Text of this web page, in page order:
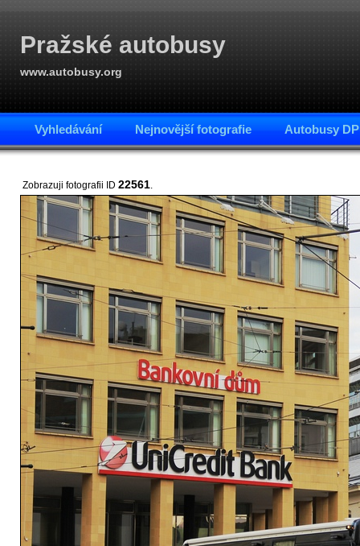
Pražské autobusy
www.autobusy.org
Vyhledávání Nejnovější fotografie Autobusy
Zobrazuji fotografii ID 22561.